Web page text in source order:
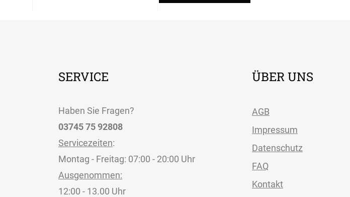
SERVICE
Haben Sie Fragen?
03745 75 92808
Servicezeiten:
Montag - Freitag: 07:00 - 20:00 Uhr
Ausgenommen:
12:00 - 13.00 Uhr
ÜBER UNS
AGB
Impressum
Datenschutz
FAQ
Kontakt